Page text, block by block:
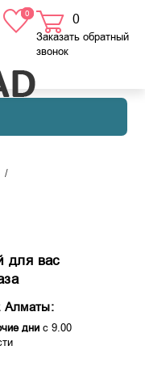
0 0
в корзине
Заказать обратный
звонок
для вас
Алматы:
дни с 9.00